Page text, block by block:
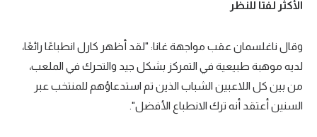
الأكثر لفتا للنظر
وقال ناغلسمان عقب مواجهة غانا: "لقد أظهر كارل انطباعًا رائعًا،
لديه موهبة طبيعية في التمركز بشكل جيد والتحرك في الملعب،
من بين كل اللاعبين الشباب الذين تم استدعاؤهم للمنتخب عبر
السنين أعتقد أنه ترك الانطباع الأفضل".